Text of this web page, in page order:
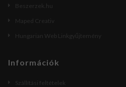
Beszerzek.hu
Maped Creativ
Hungarian Web Linkgyűjtemény
Információk
Szállítási feltételek